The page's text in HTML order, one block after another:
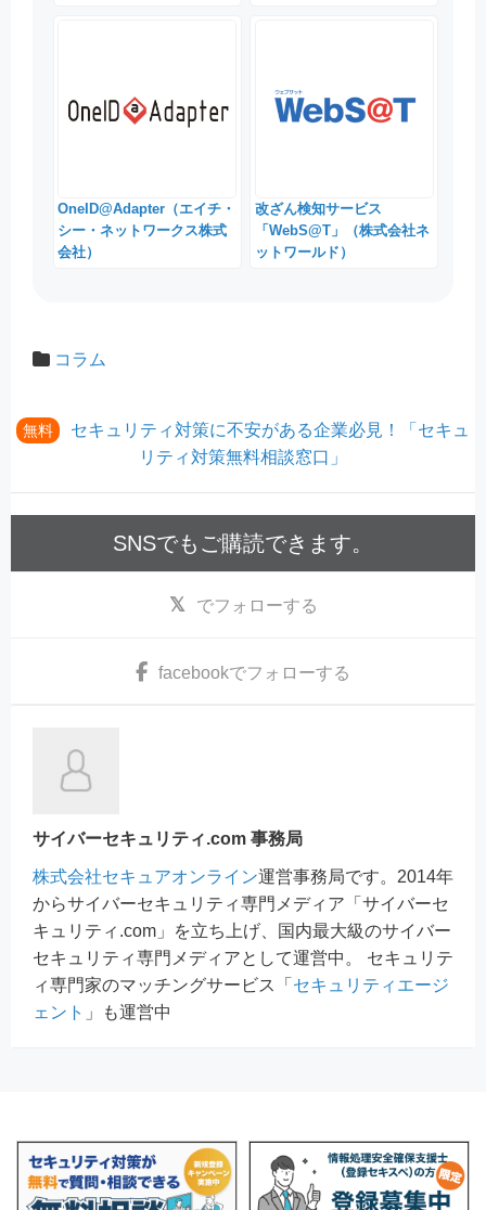
OneID@Adapter（エイチ・
シー・ネットワークス株式
会社）
改ざん検知サービス
「WebS@T」（株式会社ネ
ットワールド）
コラム
無料
セキュリティ対策に不安がある企業必見！「セキュ
リティ対策無料相談窓口」
SNSでもご購読できます。
でフォローする
facebookでフォローする
サイバーセキュリティ.com 事務局
株式会社セキュアオンライン運営事務局です。2014年
からサイバーセキュリティ専門メディア「サイバーセ
キュリティ.com」を立ち上げ、国内最大級のサイバー
セキュリティ専門メディアとして運営中。 セキュリテ
ィ専門家のマッチングサービス「 セキュリティエージ
ェント 」も運営中